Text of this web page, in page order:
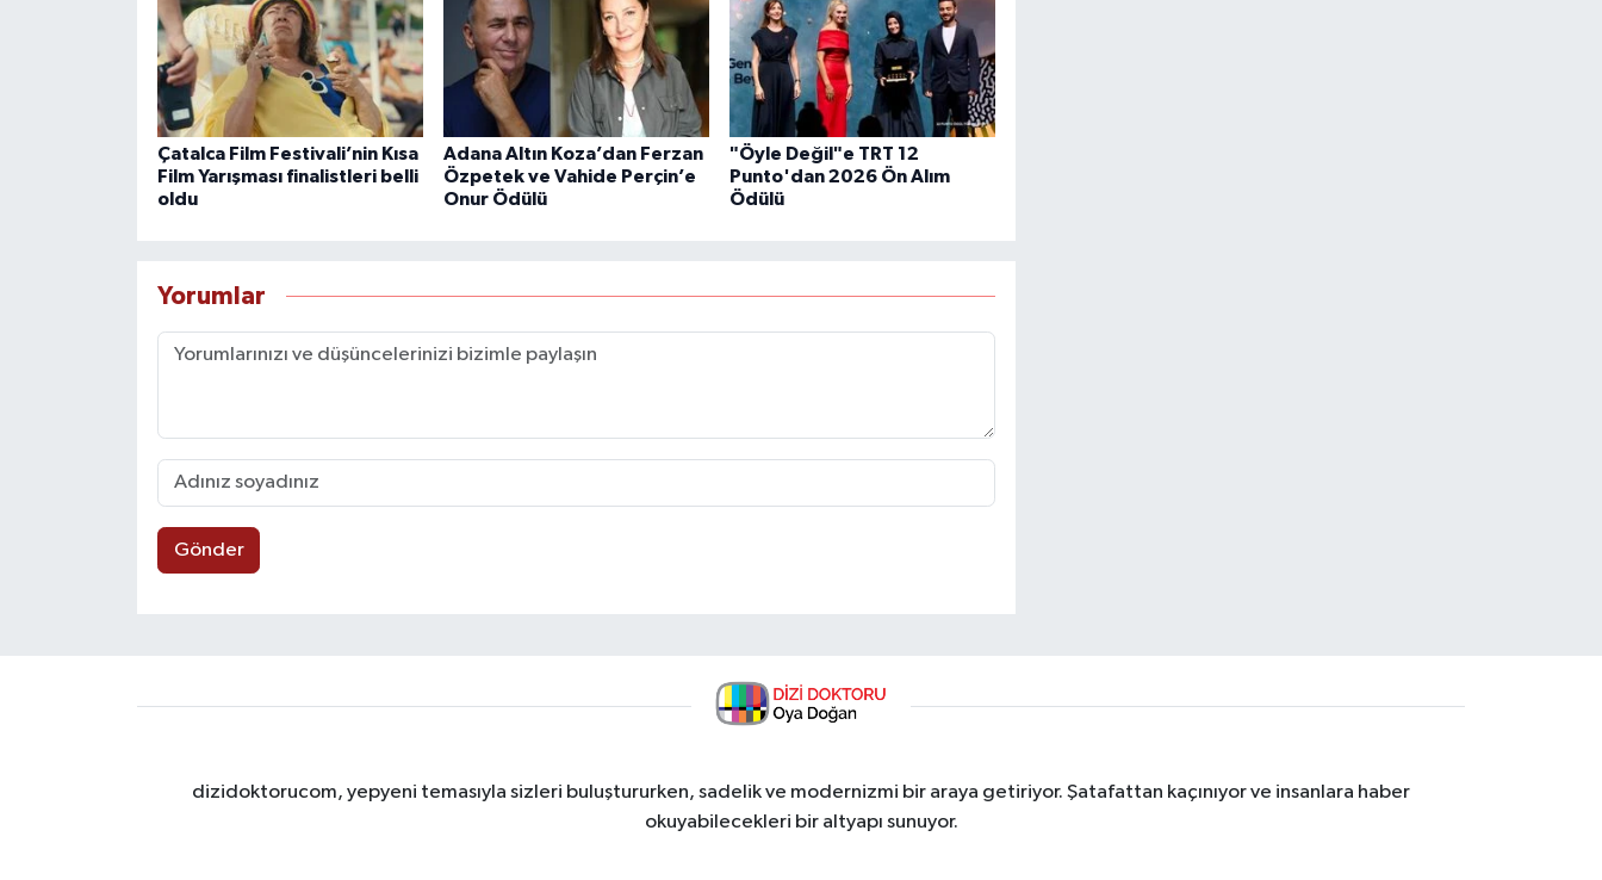
Çatalca Film Festivali’nin Kısa
Film Yarışması finalistleri belli
oldu
Adana Altın Koza’dan Ferzan
Özpetek ve Vahide Perçin’e
Onur Ödülü
"Öyle Değil"e TRT 12
Punto'dan 2026 Ön Alım
Ödülü
Yorumlar
Gönder
dizidoktorucom, yepyeni temasıyla sizleri buluştururken, sadelik ve modernizmi bir araya getiriyor. Şatafattan kaçınıyor ve insanlara haber
okuyabilecekleri bir altyapı sunuyor.